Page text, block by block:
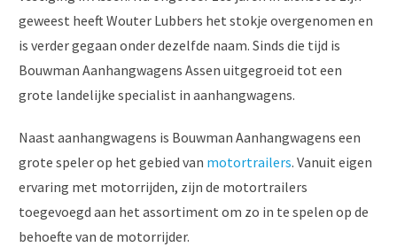
geweest heeft Wouter Lubbers het stokje overgenomen en
is verder gegaan onder dezelfde naam. Sinds die tijd is
Bouwman Aanhangwagens Assen uitgegroeid tot een
grote landelijke specialist in aanhangwagens.
Naast aanhangwagens is Bouwman Aanhangwagens een
grote speler op het gebied van motortrailers. Vanuit eigen
ervaring met motorrijden, zijn de motortrailers
toegevoegd aan het assortiment om zo in te spelen op de
behoefte van de motorrijder.